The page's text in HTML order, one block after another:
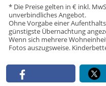
* Die Preise gelten in € inkl.
unverbindliches Angebot.
Ohne Vorgabe einer
günstigste Übernachtung
Wenn sich mehrere
Fotos auszugsweise.